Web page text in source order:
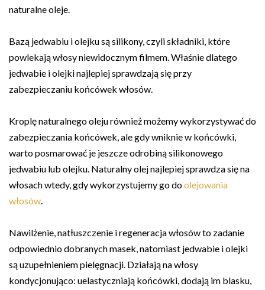
naturalne oleje.
Bazą jedwabiu i olejku są silikony, czyli składniki, które
powlekają włosy niewidocznym filmem. Właśnie dlatego
jedwabie i olejki najlepiej sprawdzają się przy
zabezpieczaniu końcówek włosów.
Kroplę naturalnego oleju również możemy wykorzystywać do
zabezpieczania końcówek, ale gdy wniknie w końcówki,
warto posmarować je jeszcze odrobiną silikonowego
jedwabiu lub olejku. Naturalny olej najlepiej sprawdza się na
włosach wtedy, gdy wykorzystujemy go doolejowania
włosów.
Nawilżenie, natłuszczenie i regeneracja włosów to zadanie
odpowiednio dobranych masek, natomiast jedwabie i olejki
są uzupełnieniem pielęgnacji. Działają na włosy
kondycjonująco: uelastyczniają końcówki, dodają im blasku,